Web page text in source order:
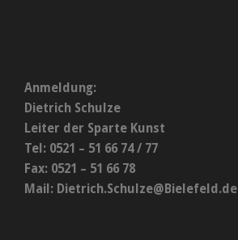
Anmeldung:
Dietrich Schulze
Leiter der Sparte Kunst
Tel: 0521 – 51 66 74 / 77
Fax: 0521 – 51 66 78
Mail: Dietrich.Schulze@Bielefeld.de